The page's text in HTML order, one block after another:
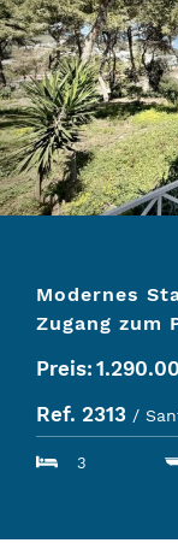
Modernes
Zugang zum
Preis:
Ref. 2313 /
3